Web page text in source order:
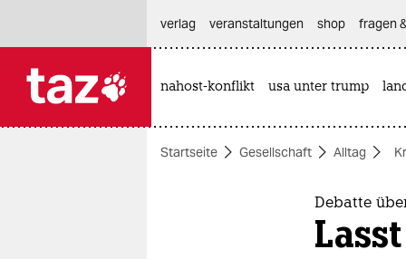
themen
verlag
veranstaltungen shop fragen
nahost-konflikt usa unter trump
Startseite Gesellschaft Alltag
Debatte